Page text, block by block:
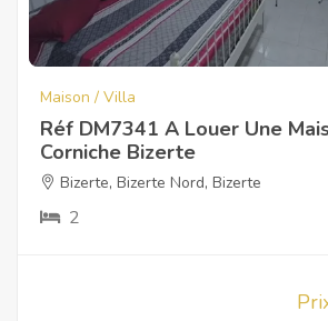
Maison / Villa
Réf DM7341 A Louer Une
Corniche Bizerte
Bizerte, Bizerte Nord, Bizerte
2